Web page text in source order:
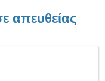
απευθείας